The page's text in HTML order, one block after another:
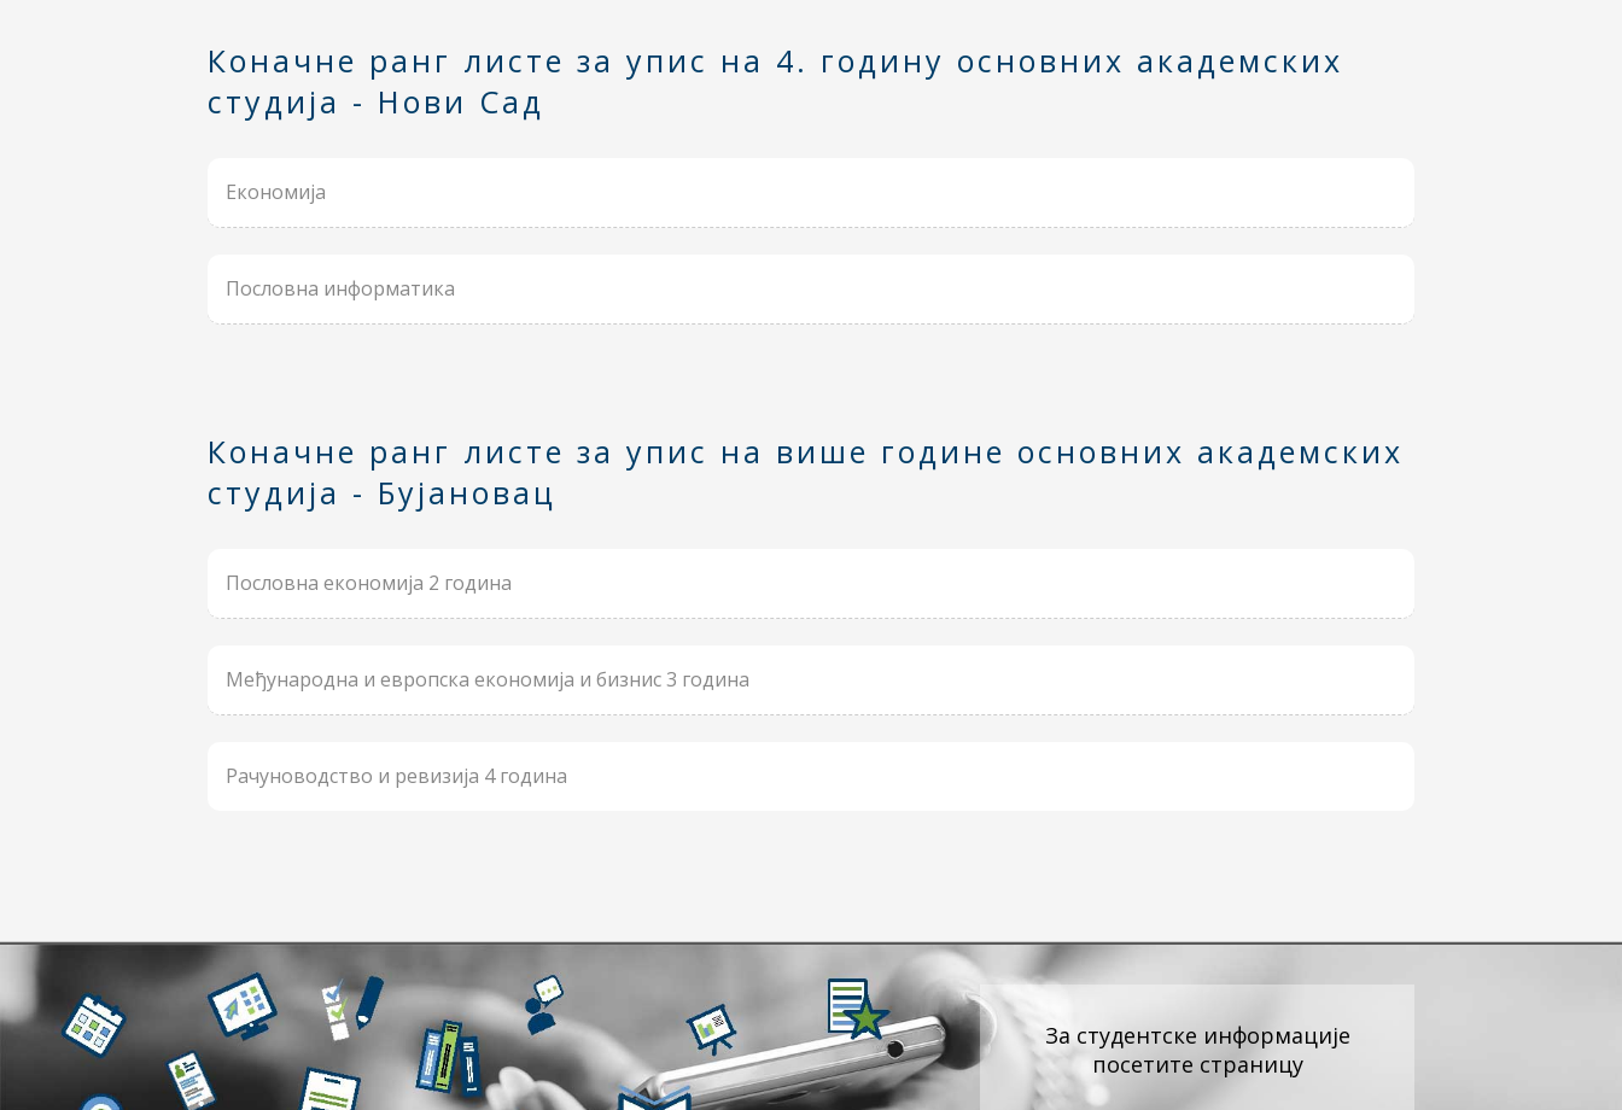
Коначне ранг листе за упис на 4. годину основних академских
студија - Нови Сад
Економија
Пословна информатика
Коначне ранг листе за упис на више године основних академских
студија - Бујановац
Пословна економија 2 годинa
Међународна и европска економија и бизнис 3 година
Рачуноводство и ревизија 4 година
За студентске информацијe
посетите страницу